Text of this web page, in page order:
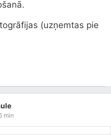
(uzņemtas pie
min